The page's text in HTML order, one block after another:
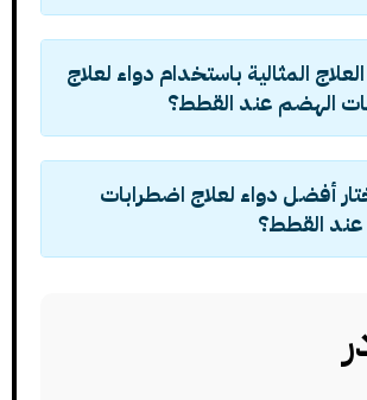
المثالية باستخدام دواء لعلاج
الهضم عند القطط؟
أفضل دواء لعلاج اضطرابات
القطط؟